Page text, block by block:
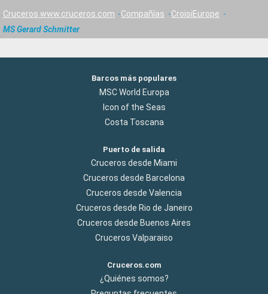
Cruceros www.cruceros.com Compañías
CroisiEurope
MS Gerard Schmitter
Barcos más populares
MSC World Europa
Icon of the Seas
Costa Toscana
Puerto de salida
Cruceros desde Miami
Cruceros desde Barcelona
Cruceros desde Valencia
Cruceros desde Rio de Janeiro
Cruceros desde Buenos Aires
Cruceros Valparaiso
Cruceros.com
¿Quiénes somos?